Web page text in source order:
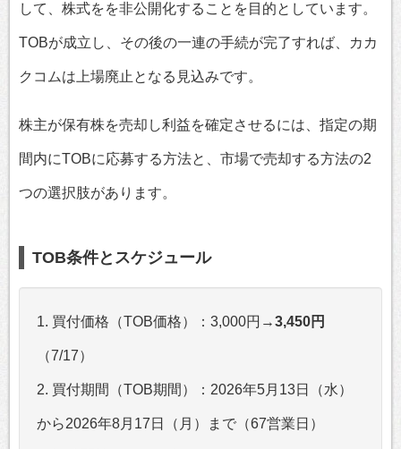
して、株式をを非公開化することを目的としています。
TOBが成立し、その後の一連の手続が完了すれば、カカ
クコムは上場廃止となる見込みです。
株主が保有株を売却し利益を確定させるには、指定の期
間内にTOBに応募する方法と、市場で売却する方法の2
つの選択肢があります。
TOB条件とスケジュール
1. 買付価格（TOB価格）：3,000円→3,450円
（7/17）
2. 買付期間（TOB期間）：2026年5月13日（水）
から2026年8月17日（月）まで（67営業日）